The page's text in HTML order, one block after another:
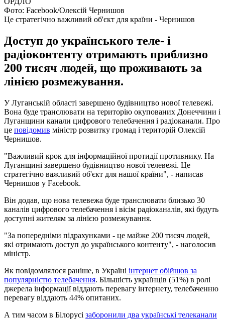
Фото: Facebook/Олексій Чернишов
Це стратегічно важливий об'єкт для країни - Чернишов
Доступ до українського теле- і
радіоконтенту отримають приблизно
200 тисяч людей, що проживають за
лінією розмежування.
У Луганській області завершено будівництво нової телевежі.
Вона буде транслювати на територію окупованих Донеччини і
Луганщини канали цифрового телебачення і радіоканали. Про
це повідомив міністр розвитку громад і територій Олексій
Чернишов.
"Важливий крок для інформаційної протидії противнику. На
Луганщині завершено будівництво нової телевежі. Це
стратегічно важливий об'єкт для нашої країни", - написав
Чернишов у Facebook.
Він додав, що нова телевежа буде транслювати близько 30
каналів цифрового телебачення і вісім радіоканалів, які будуть
доступні жителям за лінією розмежування.
"За попередніми підрахунками - це майже 200 тисяч людей,
які отримають доступ до українського контенту", - наголосив
міністр.
Як повідомлялося раніше, в Україні інтернет обійшов за
популярністю телебачення. Більшість українців (51%) в ролі
джерела інформації віддають перевагу інтернету, телебаченню
перевагу віддають 44% опитаних.
А тим часом в Білорусі заборонили два українські телеканали